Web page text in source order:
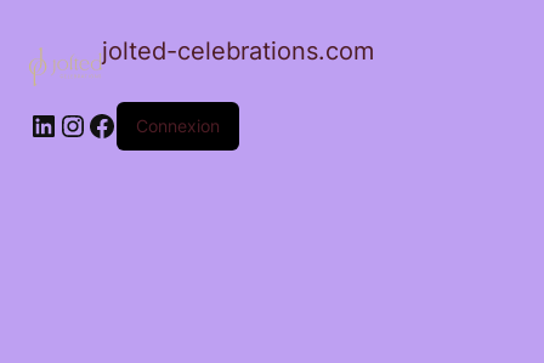
jolted-celebrations.com
LinkedIn
Instagram
Facebook
Connexion